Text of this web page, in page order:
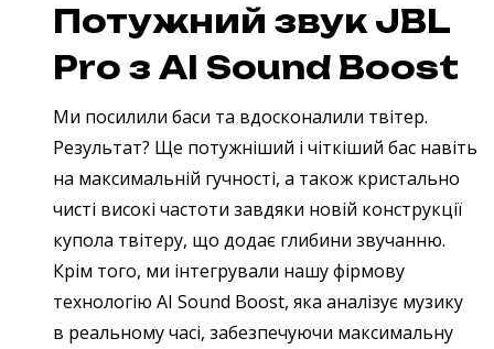
Потужний звук JBL
Pro з AI Sound Boost
Ми посилили баси та вдосконалили твітер.
Результат? Ще потужніший і чіткіший бас навіть
на максимальній гучності, а також кристально
чисті високі частоти завдяки новій конструкції
купола твітеру, що додає глибини звучанню.
Крім того, ми інтегрували нашу фірмову
технологію AI Sound Boost, яка аналізує музику
в реальному часі, забезпечуючи максимальну